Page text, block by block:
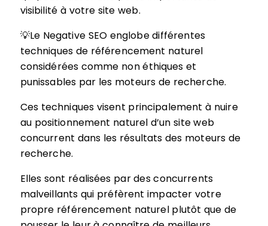
visibilité à votre site web.
💡Le Negative SEO englobe différentes
techniques de référencement naturel
considérées comme non éthiques et
punissables par les moteurs de recherche.
Ces techniques visent principalement à nuire
au positionnement naturel d’un site web
concurrent dans les résultats des moteurs de
recherche.
Elles sont réalisées par des concurrents
malveillants qui préfèrent impacter votre
propre référencement naturel plutôt que de